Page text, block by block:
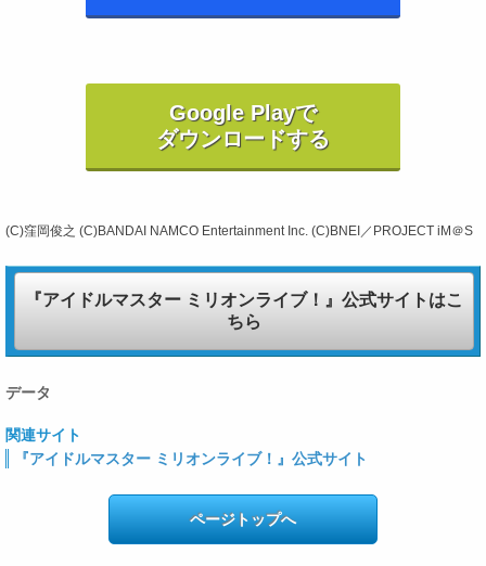
Google Playで
ダウンロードする
(C)窪岡俊之 (C)BANDAI NAMCO Entertainment Inc. (C)BNEI／PROJECT iM＠S
『アイドルマスター ミリオンライブ！』公式サイトはこ
ちら
データ
関連サイト
『アイドルマスター ミリオンライブ！』公式サイト
ページトップへ